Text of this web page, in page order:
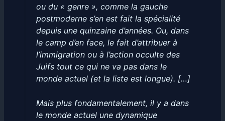
ou du « genre », comme la gauche
postmoderne s’en est fait la spécialité
depuis une quinzaine d’années. Ou, dans
le camp d’en face, le fait d’attribuer à
l’immigration ou à l’action occulte des
Juifs tout ce qui ne va pas dans le
monde actuel (et la liste est longue). […]
Mais plus fondamentalement, il y a dans
le monde actuel une dynamique